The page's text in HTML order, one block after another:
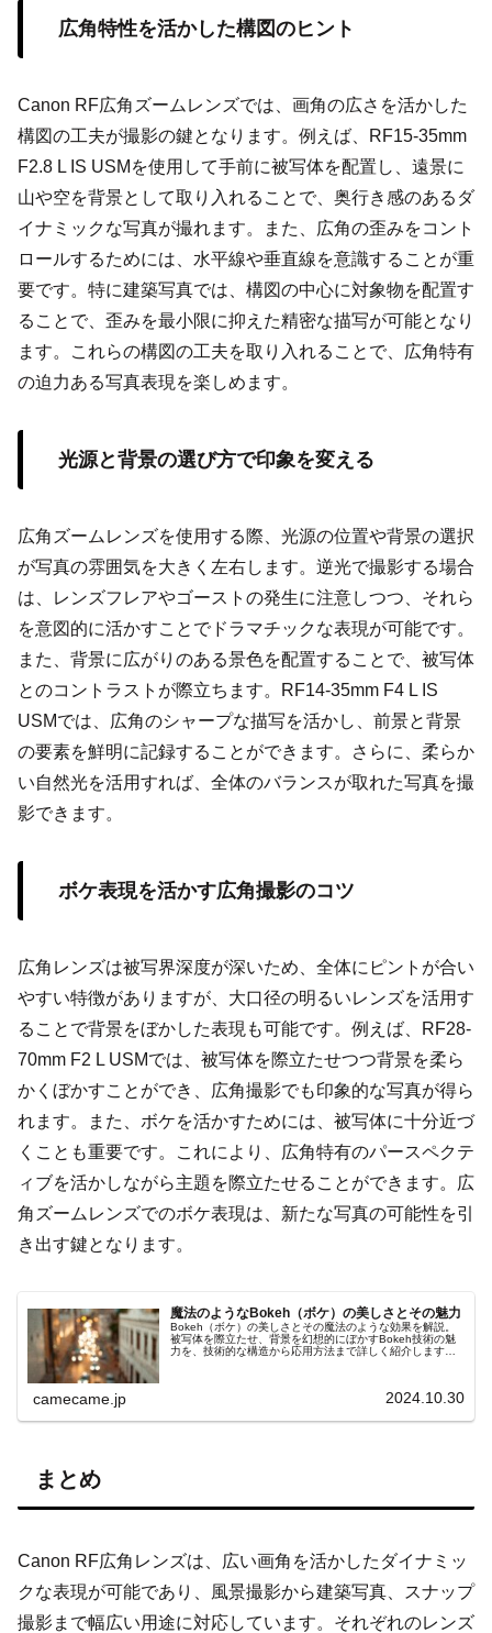
広角特性を活かした構図のヒント
Canon RF広角ズームレンズでは、画角の広さを活かした
構図の工夫が撮影の鍵となります。例えば、RF15-35mm
F2.8 L IS USMを使用して手前に被写体を配置し、遠景に
山や空を背景として取り入れることで、奥行き感のあるダ
イナミックな写真が撮れます。また、広角の歪みをコント
ロールするためには、水平線や垂直線を意識することが重
要です。特に建築写真では、構図の中心に対象物を配置す
ることで、歪みを最小限に抑えた精密な描写が可能となり
ます。これらの構図の工夫を取り入れることで、広角特有
の迫力ある写真表現を楽しめます。
光源と背景の選び方で印象を変える
広角ズームレンズを使用する際、光源の位置や背景の選択
が写真の雰囲気を大きく左右します。逆光で撮影する場合
は、レンズフレアやゴーストの発生に注意しつつ、それら
を意図的に活かすことでドラマチックな表現が可能です。
また、背景に広がりのある景色を配置することで、被写体
とのコントラストが際立ちます。RF14-35mm F4 L IS
USMでは、広角のシャープな描写を活かし、前景と背景
の要素を鮮明に記録することができます。さらに、柔らか
い自然光を活用すれば、全体のバランスが取れた写真を撮
影できます。
ボケ表現を活かす広角撮影のコツ
広角レンズは被写界深度が深いため、全体にピントが合い
やすい特徴がありますが、大口径の明るいレンズを活用す
ることで背景をぼかした表現も可能です。例えば、RF28-
70mm F2 L USMでは、被写体を際立たせつつ背景を柔ら
かくぼかすことができ、広角撮影でも印象的な写真が得ら
れます。また、ボケを活かすためには、被写体に十分近づ
くことも重要です。これにより、広角特有のパースペクテ
ィブを活かしながら主題を際立たせることができます。広
角ズームレンズでのボケ表現は、新たな写真の可能性を引
き出す鍵となります。
魔法のようなBokeh（ボケ）の美しさとその魅力
Bokeh（ボケ）の美しさとその魔法のような効果を解説。
被写体を際立たせ、背景を幻想的にぼかすBokeh技術の魅
力を、技術的な構造から応用方法まで詳しく紹介します。
び、写真表現にさらなる奥行きと魅力をプラスしましょ
camecame.jp 2024.10.30
まとめ
Canon RF広角レンズは、広い画角を活かしたダイナミッ
クな表現が可能であり、風景撮影から建築写真、スナップ
撮影まで幅広い用途に対応しています。それぞれのレンズ